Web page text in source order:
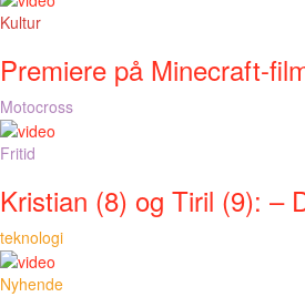
Kultur
Premiere på Minecraft-
Motocross
Fritid
Kristian (8) og Tiril (9): –
teknologi
Nyhende